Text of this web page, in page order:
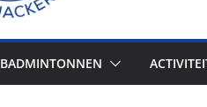
BADMINTONNEN